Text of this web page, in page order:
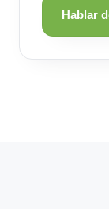
Hablar